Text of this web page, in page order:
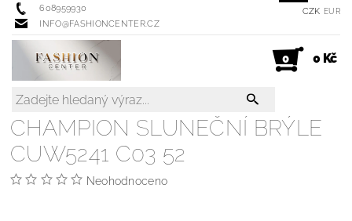
608959930
INFO@FASHIONCENTER.CZ
CZK EUR
0 0 Kč
CHAMPION SLUNEČNÍ BRÝLE
CUW5241 C03 52
Neohodnoceno